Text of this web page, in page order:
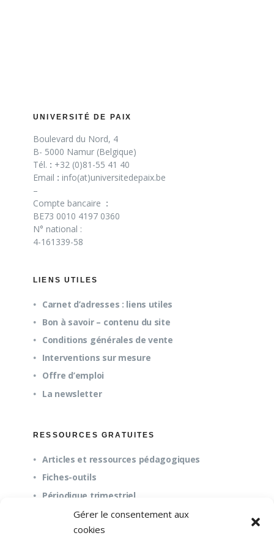
Gérer le consentement aux
cookies
UNIVERSITÉ DE PAIX
Boulevard du Nord, 4
B- 5000 Namur (Belgique)
Tél. : +32 (0)81-55 41 40
Email : info(at)universitedepaix.be
–
Compte bancaire :
BE73 0010 4197 0360
N° national :
4-161339-58
LIENS UTILES
Carnet d’adresses : liens utiles
Bon à savoir – contenu du site
Conditions générales de vente
Interventions sur mesure
Offre d’emploi
La newsletter
RESSOURCES GRATUITES
Articles et ressources pédagogiques
Fiches-outils
Périodique trimestriel